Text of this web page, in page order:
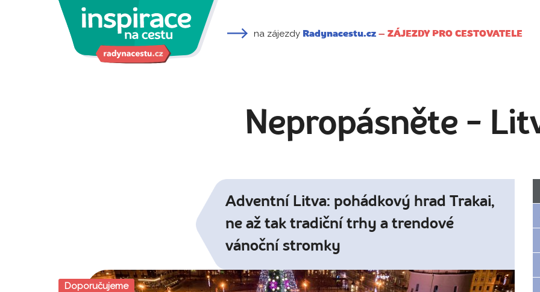
na zájezdy Radynacestu.cz – ZÁJEZDY PRO CESTOVATELE
Nepropásněte -
Adventní Litva: pohádkový hrad Trakai,
ne až tak tradiční trhy a trendové
vánoční stromky
Doporučujeme